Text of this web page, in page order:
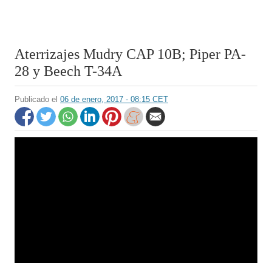
Aterrizajes Mudry CAP 10B; Piper PA-
28 y Beech T-34A
Publicado el 06 de enero, 2017 - 08:15 CET